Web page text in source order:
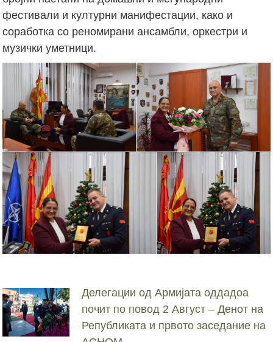
фестивали и културни манифестации, како и
соработка со реномирани ансамбли, оркестри и
музички уметници.
Делегации од Армијата оддадоа
почит по повод 2 Август – Денот на
Републиката и првото заседание на